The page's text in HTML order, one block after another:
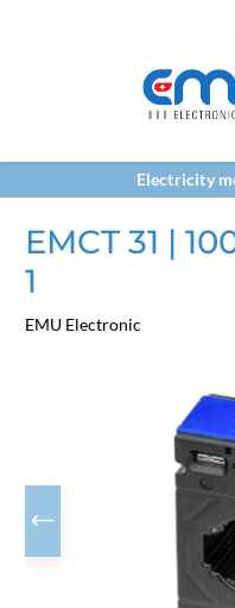
Electricity
EMCT 31 |
1
EMU Electronic